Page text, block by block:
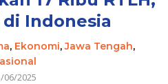
Indonesia
, Ekonomi,Jawa Tengah,
06/2025